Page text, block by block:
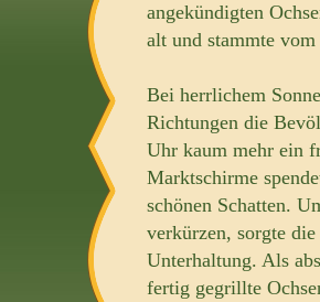
angekündigten
alt und stammte
Bei herrlichem
Richtungen die
Uhr kaum mehr ein
Marktschirme
schönen Schatten.
verkürzen, sorgte
Unterhaltung. Als
fertig gegrillte